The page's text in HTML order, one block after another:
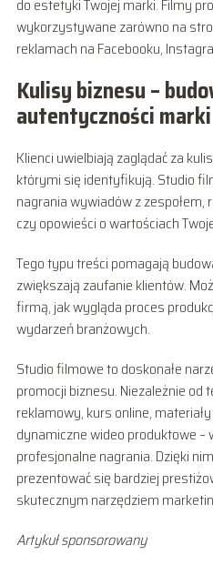
do estetyki Twojej marki. Filmy
wykorzystywane zarówno na
reklamach na Facebooku,
Kulisy biznesu –
autentyczności marki
Klienci uwielbiają zaglądać za
którymi się identyfikują. Studio
nagrania wywiadów z
czy opowieści o wartościach
Tego typu treści pomagają
zwiększają zaufanie klientów.
firmą, jak wygląda proces
wydarzeń branżowych.
Studio filmowe to doskonałe
promocji biznesu. Niezależnie
reklamowy, kurs online,
dynamiczne wideo produktowe
profesjonalne nagrania. Dzięki
prezentować się bardziej
skutecznym narzędziem
Artykuł sponsorowany